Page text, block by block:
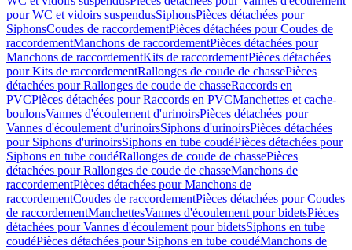
pour WC et vidoirs suspendusSiphonsPièces détachées pour
SiphonsCoudes de raccordementPièces détachées pour Coudes de
raccordementManchons de raccordementPièces détachées pour
Manchons de raccordementKits de raccordementPièces détachées
pour Kits de raccordementRallonges de coude de chassePièces
détachées pour Rallonges de coude de chasseRaccords en
PVCPièces détachées pour Raccords en PVCManchettes et cache-
boulonsVannes d'écoulement d'urinoirsPièces détachées pour
Vannes d'écoulement d'urinoirsSiphons d'urinoirsPièces détachées
pour Siphons d'urinoirsSiphons en tube coudéPièces détachées pour
Siphons en tube coudéRallonges de coude de chassePièces
détachées pour Rallonges de coude de chasseManchons de
raccordementPièces détachées pour Manchons de
raccordementCoudes de raccordementPièces détachées pour Coudes
de raccordementManchettesVannes d'écoulement pour bidetsPièces
détachées pour Vannes d'écoulement pour bidetsSiphons en tube
coudéPièces détachées pour Siphons en tube coudéManchons de